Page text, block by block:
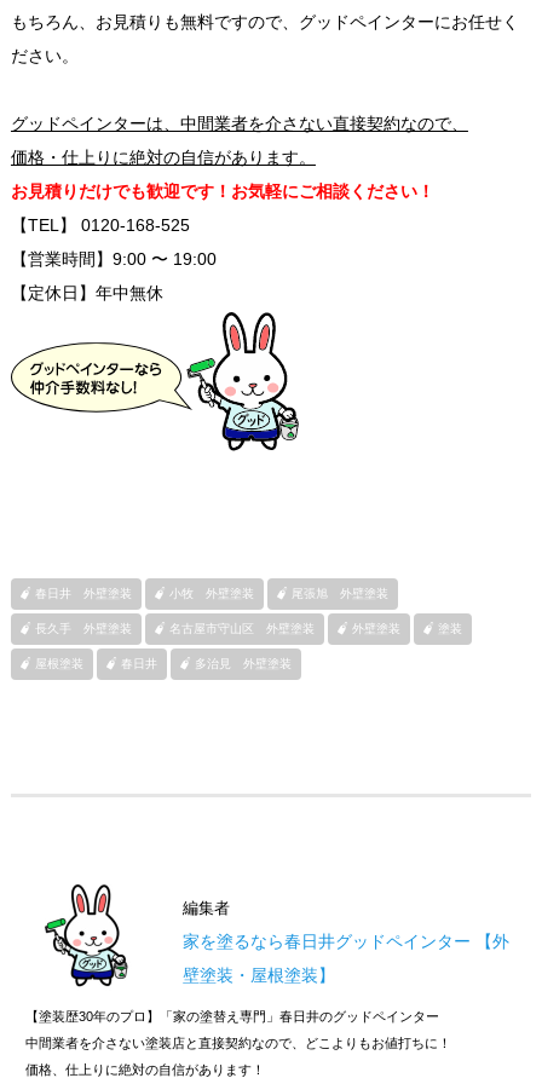
もちろん、お見積りも無料ですので、グッドペインターにお任せく
ださい。
グッドペインターは、中間業者を介さない直接契約なので、
価格・仕上りに絶対の自信があります。
お見積りだけでも歓迎です！お気軽にご相談ください！
【TEL】 0120-168-525
【営業時間】9:00 〜 19:00
【定休日】年中無休
春日井 外壁塗装 小牧 外壁塗装 尾張旭 外壁塗装
長久手 外壁塗装 名古屋市守山区 外壁塗装 外壁塗装 塗装
屋根塗装 春日井 多治見 外壁塗装
編集者
家を塗るなら春日井グッドペインター 【外
壁塗装・屋根塗装】
【塗装歴30年のプロ】「家の塗替え専門」春日井のグッドペインター
中間業者を介さない塗装店と直接契約なので、どこよりもお値打ちに！
価格、仕上りに絶対の自信があります！